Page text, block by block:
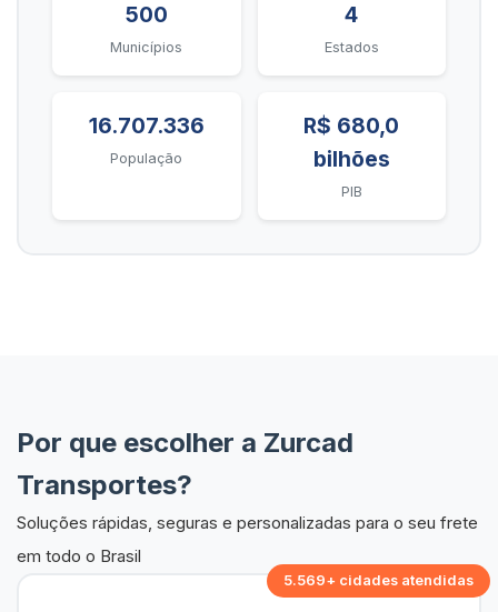
500
Municípios
4
Estados
16.707.336
População
R$ 680,0
bilhões
PIB
Por que escolher a Zurcad
Transportes?
Soluções rápidas, seguras e personalizadas para o seu frete
em todo o Brasil
5.569+ cidades atendidas